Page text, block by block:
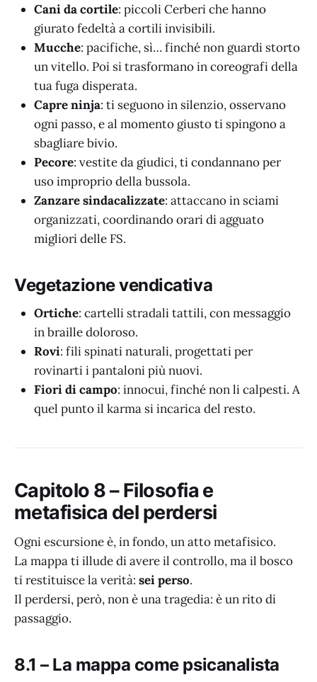
Cani da cortile: piccoli Cerberi che hanno
giurato fedeltà a cortili invisibili.
Mucche: pacifiche, sì… finché non guardi storto
un vitello. Poi si trasformano in coreografi della
tua fuga disperata.
Capre ninja: ti seguono in silenzio, osservano
ogni passo, e al momento giusto ti spingono a
sbagliare bivio.
Pecore: vestite da giudici, ti condannano per
uso improprio della bussola.
Zanzare sindacalizzate: attaccano in sciami
organizzati, coordinando orari di agguato
migliori delle FS.
Vegetazione vendicativa
Ortiche: cartelli stradali tattili, con messaggio
in braille doloroso.
Rovi: fili spinati naturali, progettati per
rovinarti i pantaloni più nuovi.
Fiori di campo: innocui, finché non li calpesti. A
quel punto il karma si incarica del resto.
Capitolo 8 – Filosofia e
metafisica del perdersi
Ogni escursione è, in fondo, un atto metafisico.
La mappa ti illude di avere il controllo, ma il bosco
ti restituisce la verità: sei perso.
Il perdersi, però, non è una tragedia: è un rito di
passaggio.
8.1 – La mappa come psicanalista